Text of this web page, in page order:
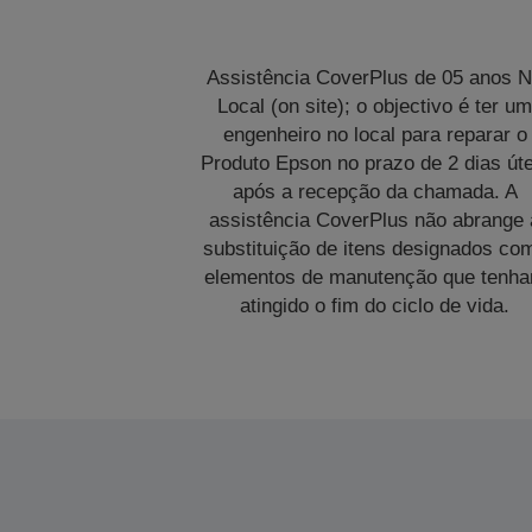
Assistência CoverPlus de 05 anos
Local (on site); o objectivo é ter um
engenheiro no local para reparar o
Produto Epson no prazo de 2 dias
após a recepção da chamada. A
assistência CoverPlus não abrange
substituição de itens designados
elementos de manutenção que
atingido o fim do ciclo de vida.